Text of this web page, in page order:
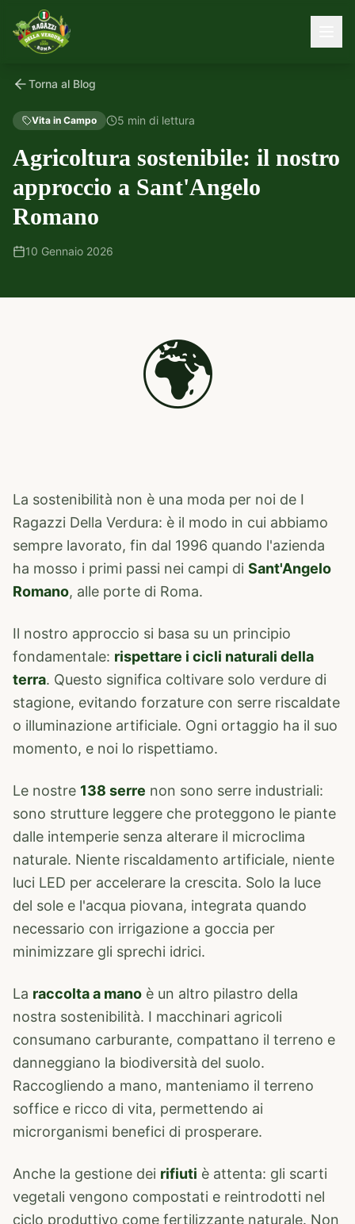
Torna al Blog
Vita in Campo 5 min di lettura
Agricoltura sostenibile: il nostro
approccio a Sant'Angelo
Romano
10 Gennaio 2026
🌍
La sostenibilità non è una moda per noi de I
Ragazzi Della Verdura: è il modo in cui abbiamo
sempre lavorato, fin dal 1996 quando l'azienda
ha mosso i primi passi nei campi di Sant'Angelo
Romano, alle porte di Roma.
Il nostro approccio si basa su un principio
fondamentale: rispettare i cicli naturali della
terra. Questo significa coltivare solo verdure di
stagione, evitando forzature con serre riscaldate
o illuminazione artificiale. Ogni ortaggio ha il suo
momento, e noi lo rispettiamo.
Le nostre 138 serre non sono serre industriali:
sono strutture leggere che proteggono le piante
dalle intemperie senza alterare il microclima
naturale. Niente riscaldamento artificiale, niente
luci LED per accelerare la crescita. Solo la luce
del sole e l'acqua piovana, integrata quando
necessario con irrigazione a goccia per
minimizzare gli sprechi idrici.
La raccolta a mano è un altro pilastro della
nostra sostenibilità. I macchinari agricoli
consumano carburante, compattano il terreno e
danneggiano la biodiversità del suolo.
Raccogliendo a mano, manteniamo il terreno
soffice e ricco di vita, permettendo ai
microrganismi benefici di prosperare.
Anche la gestione dei rifiuti è attenta: gli scarti
vegetali vengono compostati e reintrodotti nel
ciclo produttivo come fertilizzante naturale. Non